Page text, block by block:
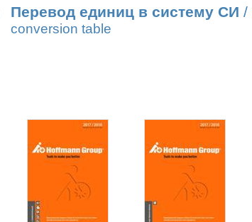
Перевод единиц в систему СИ /
conversion table